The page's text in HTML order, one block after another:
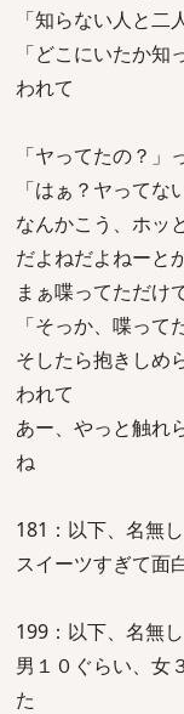
「知らない人と二
「どこにいたか
われて
「ヤってたの？」
「はぁ？ヤって
なんかこう、ホッ
だよねだよねーと
まぁ喋ってただけ
「そっか、喋っ
そしたら抱きしめ
われて
あー、やっと触れ
ね
181：以下、名無
スイーツすぎて面
199：以下、名無
男１０ぐらい、女
た